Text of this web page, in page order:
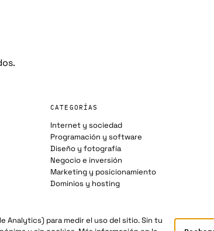
CATEGORÍAS
Internet y sociedad
Programación y software
Diseño y fotografía
Negocio e inversión
Marketing y posicionamiento
Dominios y hosting
Analytics) para medir el uso del sitio. Sin tu